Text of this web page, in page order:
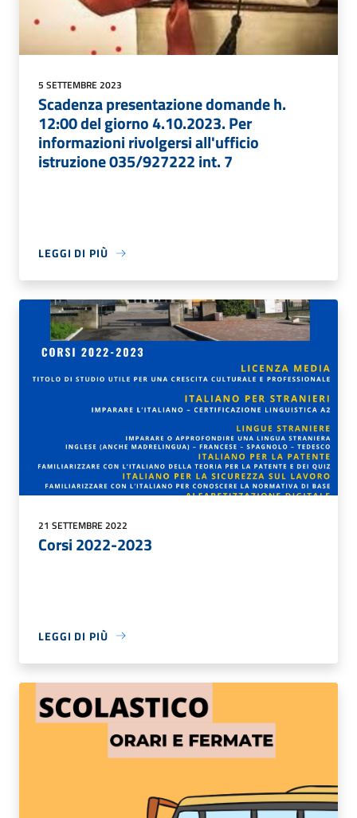
5 SETTEMBRE 2023
Scadenza presentazione domande h.
12:00 del giorno 4.10.2023. Per
informazioni rivolgersi all'ufficio
istruzione 035/927222 int. 7
LEGGI DI PIÙ
21 SETTEMBRE 2022
Corsi 2022-2023
LEGGI DI PIÙ